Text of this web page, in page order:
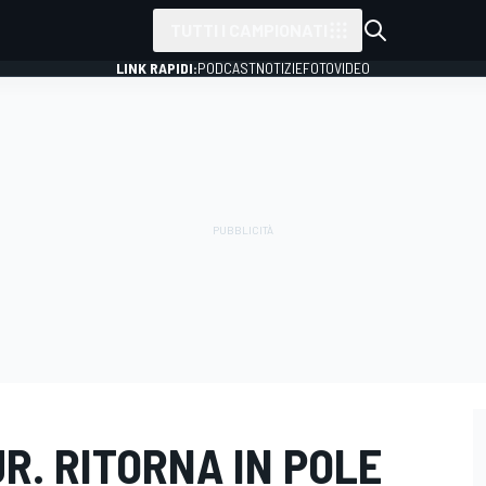
LINK RAPIDI:PODCASTNOTIZIEFOTOVIDEO
RITORNA IN POLE